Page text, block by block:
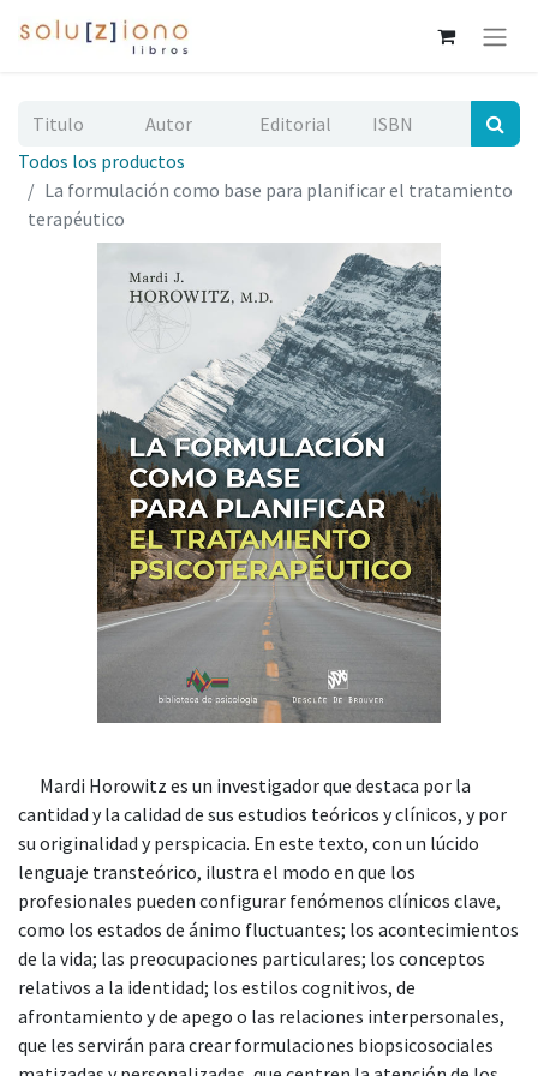
Todos los productos
La formulación como base para planificar el tratamiento
terapéutico
Mardi Horowitz es un investigador que destaca por la
cantidad y la calidad de sus estudios teóricos y clínicos, y por
su originalidad y perspicacia. En este texto, con un lúcido
lenguaje transteórico, ilustra el modo en que los
profesionales pueden configurar fenómenos clínicos clave,
como los estados de ánimo fluctuantes; los acontecimientos
de la vida; las preocupaciones particulares; los conceptos
relativos a la identidad; los estilos cognitivos, de
afrontamiento y de apego o las relaciones interpersonales,
que les servirán para crear formulaciones biopsicosociales